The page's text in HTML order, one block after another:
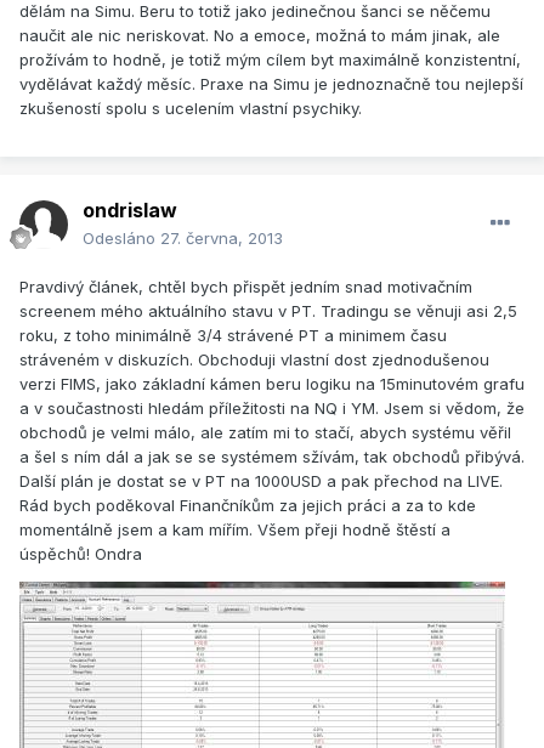
dělám na Simu. Beru to totiž jako jedinečnou šanci se něčemu
naučit ale nic neriskovat. No a emoce, možná to mám jinak, ale
prožívám to hodně, je totiž mým cílem byt maximálně konzistentní,
vydělávat každý měsíc. Praxe na Simu je jednoznačně tou nejlepší
zkušeností spolu s ucelením vlastní psychiky.
ondrislaw
Odesláno 27. června, 2013
Pravdivý článek, chtěl bych přispět jedním snad motivačním
screenem mého aktuálního stavu v PT. Tradingu se věnuji asi 2,5
roku, z toho minimálně 3/4 strávené PT a minimem času
stráveném v diskuzích. Obchoduji vlastní dost zjednodušenou
verzi FIMS, jako základní kámen beru logiku na 15minutovém grafu
a v součastnosti hledám příležitosti na NQ i YM. Jsem si vědom, že
obchodů je velmi málo, ale zatím mi to stačí, abych systému věřil
a šel s ním dál a jak se se systémem sžívám, tak obchodů přibývá.
Další plán je dostat se v PT na 1000USD a pak přechod na LIVE.
Rád bych poděkoval Finančníkům za jejich práci a za to kde
momentálně jsem a kam mířím. Všem přeji hodně štěstí a
úspěchů! Ondra